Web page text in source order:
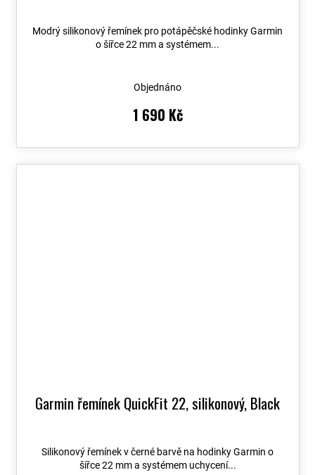
Modrý silikonový řemínek pro potápěčské hodinky Garmin
o šířce 22 mm a systémem...
Objednáno
1 690 Kč
Garmin řemínek QuickFit 22, silikonový, Black
Silikonový řemínek v černé barvě na hodinky Garmin o
šířce 22 mm a systémem uchycení...